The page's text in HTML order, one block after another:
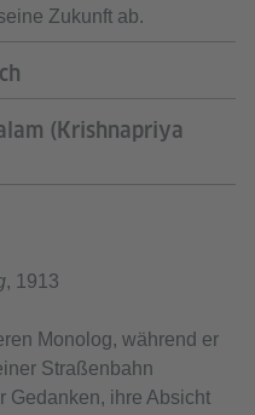
Zukunft ab.
(Krishnapriya
, 1913
Monolog, während er
Straßenbahn
Gedanken, ihre Absicht